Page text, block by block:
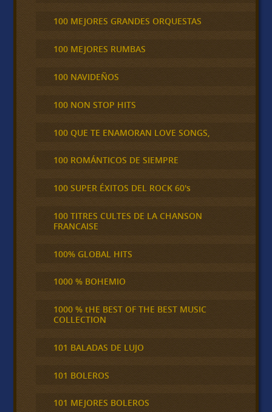
100 MEJORES GRANDES ORQUESTAS
100 MEJORES RUMBAS
100 NAVIDEÑOS
100 NON STOP HITS
100 QUE TE ENAMORAN LOVE SONGS,
100 ROMÁNTICOS DE SIEMPRE
100 SUPER ÉXITOS DEL ROCK 60's
100 TITRES CULTES DE LA CHANSON
FRANCAISE
100% GLOBAL HITS
1000 % BOHEMIO
1000 % tHE BEST OF THE BEST MUSIC
COLLECTION
101 BALADAS DE LUJO
101 BOLEROS
101 MEJORES BOLEROS